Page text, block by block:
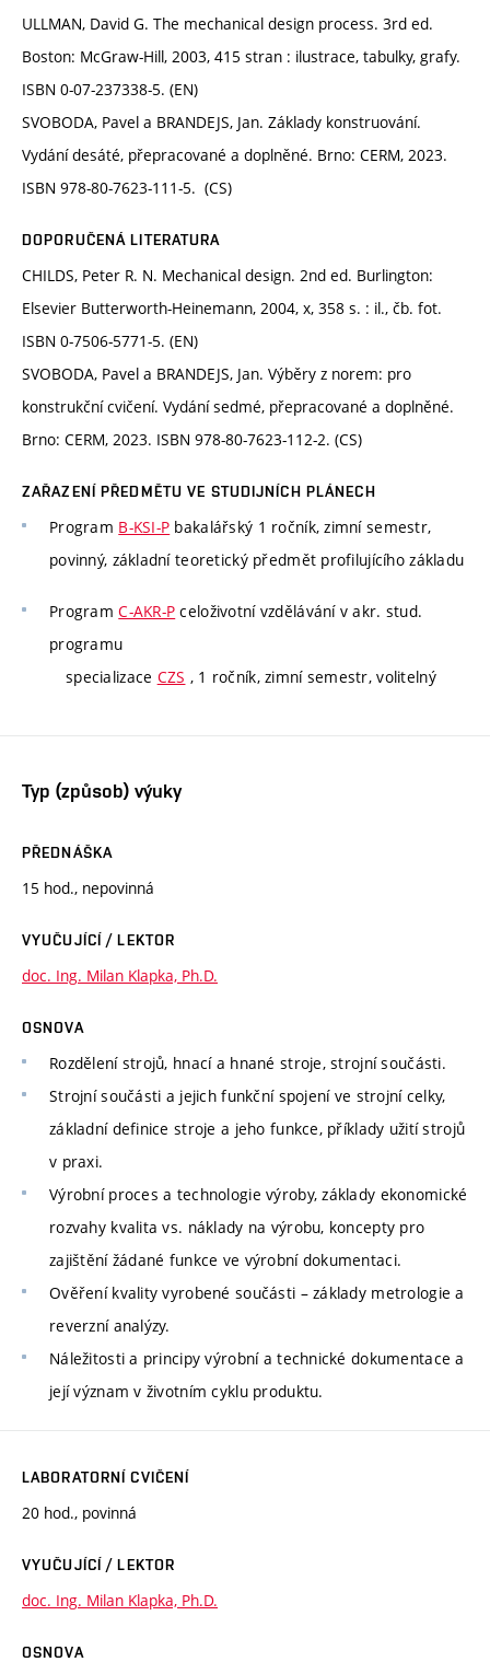
ULLMAN, David G. The mechanical design process. 3rd ed.
Boston: McGraw-Hill, 2003, 415 stran : ilustrace, tabulky, grafy.
ISBN 0-07-237338-5. (EN)
SVOBODA, Pavel a BRANDEJS, Jan. Základy konstruování.
Vydání desáté, přepracované a doplněné. Brno: CERM, 2023.
ISBN 978-80-7623-111-5. (CS)
DOPORUČENÁ LITERATURA
CHILDS, Peter R. N. Mechanical design. 2nd ed. Burlington:
Elsevier Butterworth-Heinemann, 2004, x, 358 s. : il., čb. fot.
ISBN 0-7506-5771-5. (EN)
SVOBODA, Pavel a BRANDEJS, Jan. Výběry z norem: pro
konstrukční cvičení. Vydání sedmé, přepracované a doplněné.
Brno: CERM, 2023. ISBN 978-80-7623-112-2. (CS)
ZAŘAZENÍ PŘEDMĚTU VE STUDIJNÍCH PLÁNECH
Program B-KSI-P bakalářský 1 ročník, zimní semestr,
povinný, základní teoretický předmět profilujícího základu
ProgramC-AKR-P celoživotní vzdělávání v akr. stud.
programu
specializace CZS , 1 ročník, zimní semestr, volitelný
Typ (způsob) výuky
PŘEDNÁŠKA
15 hod., nepovinná
VYUČUJÍCÍ / LEKTOR
doc. Ing. Milan Klapka, Ph.D.
OSNOVA
Rozdělení strojů, hnací a hnané stroje, strojní součásti.
Strojní součásti a jejich funkční spojení ve strojní celky,
základní definice stroje a jeho funkce, příklady užití strojů
v praxi.
Výrobní proces a technologie výroby, základy ekonomické
rozvahy kvalita vs. náklady na výrobu, koncepty pro
zajištění žádané funkce ve výrobní dokumentaci.
Ověření kvality vyrobené součásti – základy metrologie a
reverzní analýzy.
Náležitosti a principy výrobní a technické dokumentace a
její význam v životním cyklu produktu.
LABORATORNÍ CVIČENÍ
20 hod., povinná
VYUČUJÍCÍ / LEKTOR
doc. Ing. Milan Klapka, Ph.D.
OSNOVA